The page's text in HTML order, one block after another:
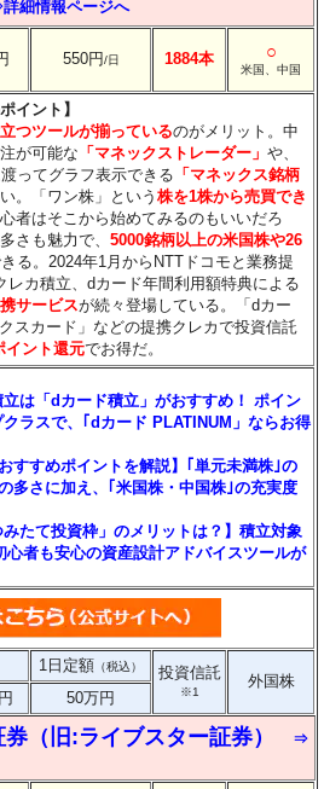
細情報ページへ
550円/日 1884本 ○
米国、中国
イント】
つツールが揃っているのがメリット。中
が可能な 「マネックストレーダー」や、
ってグラフ表示できる 「マネックス銘柄
。「ワン株」という株を1株から売買でき
者はそこから始めてみるのもいいだろ
さも魅力で、5000銘柄以上の米国株や26
る。2024年1月からNTTドコモと業務提
レカ積立、dカード年間利用額特典による
サービスが続々登場している。「dカー
スカード」などの提携クレカで投資信託
イント還元でお得だ。
は「dカード積立」がおすすめ！ ポイン
クラスで、｢dカード PLATINUM」ならお得
すすめポイントを解説】｢単元未満株｣の
多さに加え、｢米国株・中国株｣の充実度
たて投資枠」のメリットは？】積立対象
心者も安心の資産設計アドバイスツールが
1日定額 （税込） 投資信託
※1
外国株
50万円
（旧:ライブスター証券）
⇒